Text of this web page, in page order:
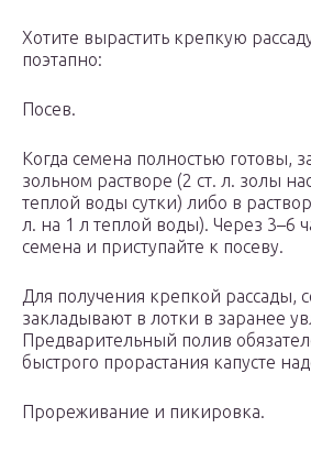
Хотите вырастить крепкую
поэтапно:
Посев.
Когда семена полностью готовы,
зольном растворе (2 ст. л. золы
теплой воды сутки) либо в
л. на 1 л теплой воды). Через 3–6
семена и приступайте к посеву.
Для получения крепкой рассады,
закладывают в лотки в заранее
Предварительный полив
быстрого прорастания капусте
Прореживание и пикировка.